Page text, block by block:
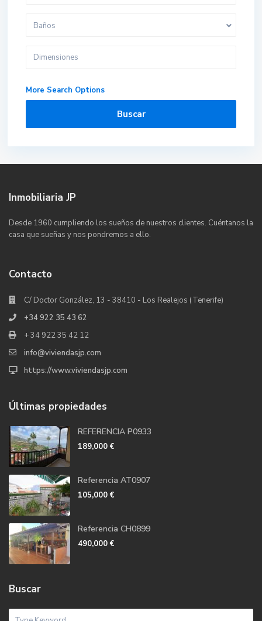
Baños
More Search Options
Buscar
Inmobiliaria JP
Desde 1960 cumpliendo los sueños de nuestros clientes. Cuéntanos la
casa que sueñas y nos pondremos a ello.
Contacto
C/ Doctor González, 13 - 38410 - Los Realejos (Tenerife)
+34 922 35 43 62
+ 34 922 35 42 12
info@viviendasjp.com
https://www.viviendasjp.com
Últimas propiedades
REFERENCIA P0933
189,000 €
Referencia AT0907
105,000 €
Referencia CH0899
490,000 €
Buscar